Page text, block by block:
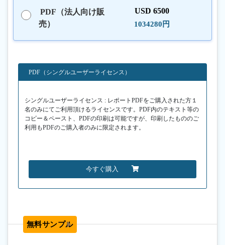
PDF（法人向け販
売）
USD 6500
1034280円
PDF（シングルユーザーライセンス）
シングルユーザーライセンス : レポートPDFをご購入された方１
名のみにてご利用頂けるライセンスです。PDF内のテキスト等の
コピー＆ペースト、PDFの印刷は可能ですが、印刷したもののご
利用もPDFのご購入者のみに限定されます。
今すぐ購入
無料サンプル